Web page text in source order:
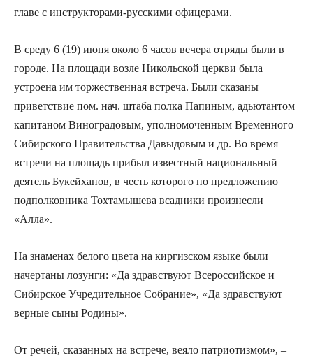
главе с инструкторами-русскими офицерами.
В среду 6 (19) июня около 6 часов вечера отряды были в
городе. На площади возле Никольской церкви была
устроена им торжественная встреча. Были сказаны
приветствие пом. нач. штаба полка Папиным, адьютантом
капитаном Виноградовым, уполномоченным Временного
Сибирского Правительства Давыдовым и др. Во время
встречи на площадь прибыл известный национальный
деятель Букейханов, в честь которого по предложению
подполковника Тохтамышева всадники произнесли
«Алла».
На знаменах белого цвета на киргизском языке были
начертаны лозунги: «Да здравствуют Всероссийское и
Сибирское Учредительное Собрание», «Да здравствуют
верные сыны Родины».
От речей, сказанных на встрече, веяло патриотизмом», –